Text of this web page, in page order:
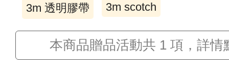
3m 透明膠帶 3m scotch
本商品贈品活動共 1 項，詳